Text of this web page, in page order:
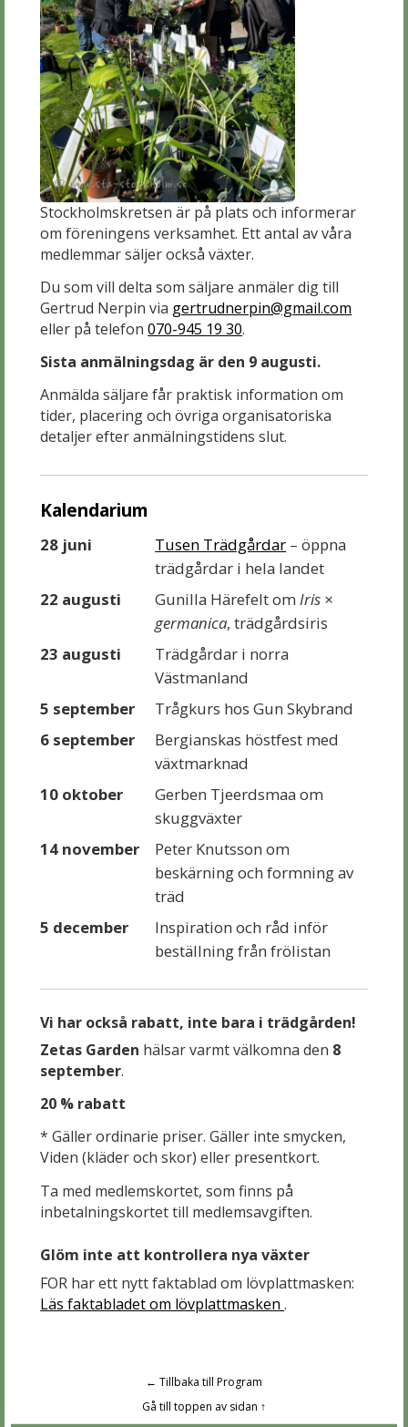
Stockholmskretsen är på plats och informerar
om föreningens verksamhet. Ett antal av våra
medlemmar säljer också växter.
Du som vill delta som säljare anmäler dig till
Gertrud Nerpin via gertrudnerpin@gmail.com
eller på telefon070-945 19 30.
Sista anmälningsdag är den 9 augusti.
Anmälda säljare får praktisk information om
tider, placering och övriga organisatoriska
detaljer efter anmälningstidens slut.
Kalendarium
28 juni Tusen Trädgårdar – öppna
trädgårdar i hela landet
22 augusti
Gunilla Härefelt omIris ×
germanica, trädgårdsiris
23 augusti
Trädgårdar i norra
Västmanland
5 september
Trågkurs hos Gun Skybrand
6 september
Bergianskas höstfest med
växtmarknad
10 oktober
Gerben Tjeerdsmaa om
skuggväxter
14 november
Peter Knutsson om
beskärning och formning av
träd
5 december
Inspiration och råd inför
beställning från frölistan
Vi har också rabatt, inte bara i trädgården!
Zetas Garden hälsar varmt välkomna den 8
september.
20 % rabatt
* Gäller ordinarie priser. Gäller inte smycken,
Viden (kläder och skor) eller presentkort.
Ta med medlemskortet, som finns på
inbetalningskortet till medlemsavgiften.
Glöm inte att kontrollera nya växter
FOR har ett nytt faktablad om lövplattmasken:
Läs faktabladet om lövplattmasken.
← Tillbaka till Program
Gå till toppen av sidan ↑